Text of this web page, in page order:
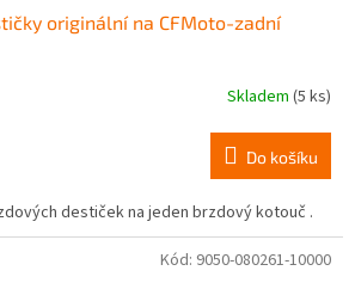
originální na CFMoto-zadní
Skladem (5 ks)
Do košíku
destiček na jeden brzdový kotouč .
Kód: 9050-080261-10000